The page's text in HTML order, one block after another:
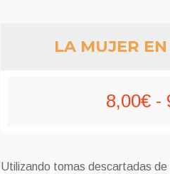
LA MUJER
8,00€ -
Utilizando tomas descartadas